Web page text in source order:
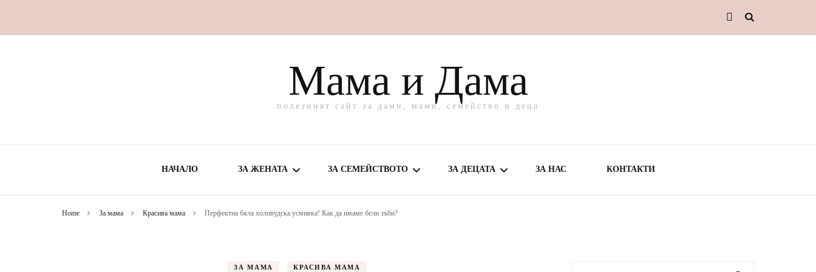
Мама и Дама
полезният сайт за дами, мами, семейство и деца
НАЧАЛО ЗА ЖЕНАТА ЗА СЕМЕЙСТВОТО ЗА ДЕЦАТА ЗА НАС КОНТАКТИ
Home За мама Красива мама Перфектна бяла холивудска усмивка! Как да имаме бели зъби?
ЗА МАМА КРАСИВА МАМА